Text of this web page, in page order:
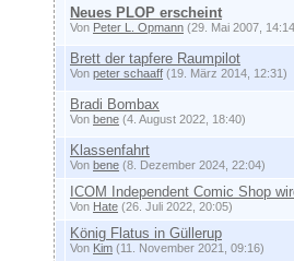
Neues PLOP erscheint
Von Peter L. Opmann (29. Mai 2007,
Brett der tapfere Raumpilot
Von peter schaaff (19. März 2014, 12:31)
Bradi Bombax
Von bene (4. August 2022, 18:40)
Klassenfahrt
Von bene (8. Dezember 2024, 22:04)
ICOM Independent Comic Shop
Von Hate (26. Juli 2022, 20:05)
König Flatus in Güllerup
Von Kim (11. November 2021, 09:16)